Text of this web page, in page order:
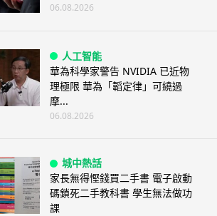
06.08.2026
人工智能
華為科學家警告 NVIDIA 已近物
理極限 華為「韜定律」可繞過
摩...
06.08.2026
城中熱話
家長無得慳錢買二手書 電子啟動
碼鎖死二手教科書 學生無法做功
課